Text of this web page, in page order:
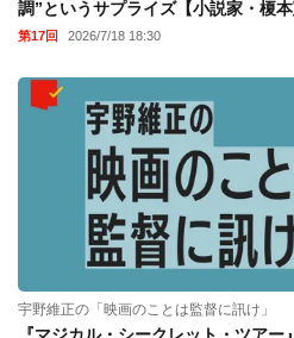
調”というサプライズ【小説家・榎本
第17回 2026/7/18 18:30
宇野維正の「映画のことは監督に訊け」